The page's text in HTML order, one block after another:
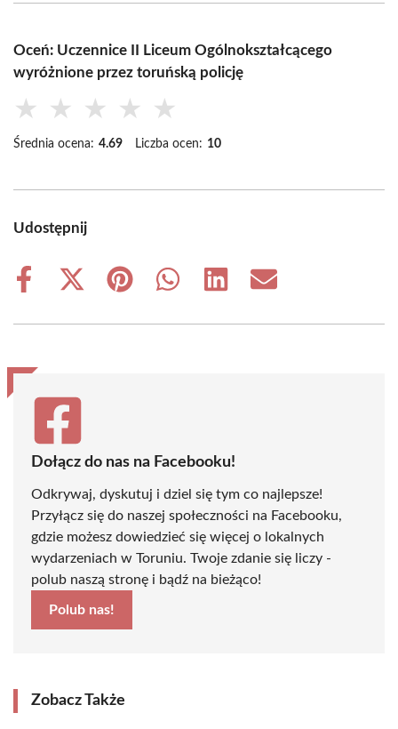
Oceń: Uczennice II Liceum Ogólnokształcącego
wyróżnione przez toruńską policję
★ ★ ★ ★ ★
Średnia ocena: 4.69 Liczba ocen: 10
Udostępnij
Share
Share
(Twitter)
Share
Share
Share
Share
Dołącz do nas na Facebooku!
Odkrywaj, dyskutuj i dziel się tym co najlepsze!
Przyłącz się do naszej społeczności na Facebooku,
gdzie możesz dowiedzieć się więcej o lokalnych
wydarzeniach w Toruniu. Twoje zdanie się liczy -
polub naszą stronę i bądź na bieżąco!
Polub nas!
Zobacz Także